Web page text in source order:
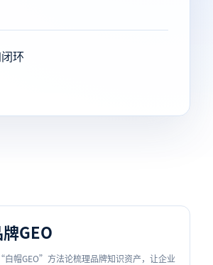
环
GEO
白帽GEO”方法论梳理品牌知识资产，让企业